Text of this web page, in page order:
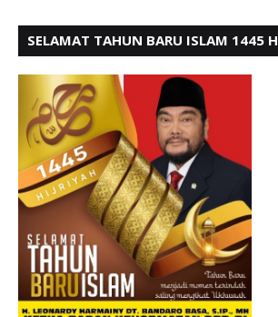
SELAMAT TAHUN BARU ISLAM 1445 H